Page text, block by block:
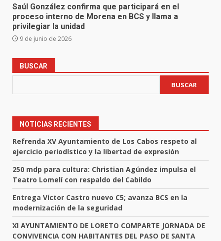
Saúl González confirma que participará en el
proceso interno de Morena en BCS y llama a
privilegiar la unidad
9 de junio de 2026
BUSCAR
BUSCAR
NOTICIAS RECIENTES
Refrenda XV Ayuntamiento de Los Cabos respeto al
ejercicio periodístico y la libertad de expresión
250 mdp para cultura: Christian Agúndez impulsa el
Teatro Lomelí con respaldo del Cabildo
Entrega Víctor Castro nuevo C5; avanza BCS en la
modernización de la seguridad
XI AYUNTAMIENTO DE LORETO COMPARTE JORNADA DE
CONVIVENCIA CON HABITANTES DEL PASO DE SANTA